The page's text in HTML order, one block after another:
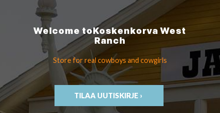
Welcome toKoskenkorvaWest
Ranch
Store for real cowboys and cowgirls
TILAA UUTISKIRJE ›